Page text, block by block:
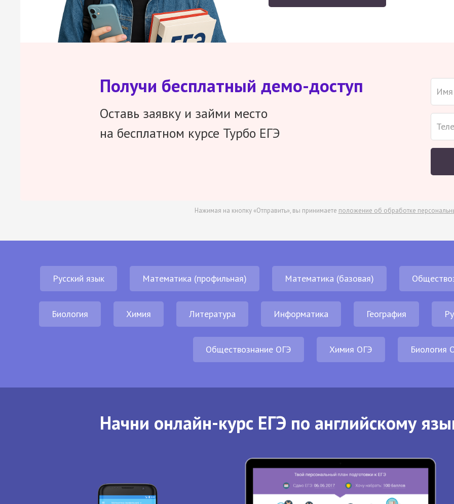
Получи бесплатный демо-доступ
Оставь заявку и займи место
на бесплатном курсе Турбо ЕГЭ
Нажимая на кнопку «Отправить», вы принимаете положение об обработке
Русский язык Математика (профильная) Математика (базовая)
Биология Химия Литература Информатика География
Обществознание ОГЭ Химия ОГЭ Биология
Начни онлайн-курс ЕГЭ по английскому